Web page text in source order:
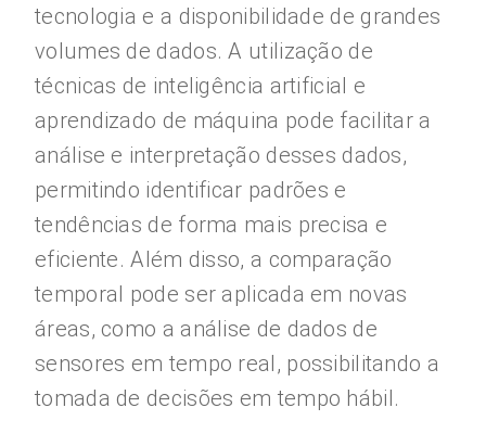
tecnologia e a disponibilidade de grandes
volumes de dados. A utilização de
técnicas de inteligência artificial e
aprendizado de máquina pode facilitar a
análise e interpretação desses dados,
permitindo identificar padrões e
tendências de forma mais precisa e
eficiente. Além disso, a comparação
temporal pode ser aplicada em novas
áreas, como a análise de dados de
sensores em tempo real, possibilitando a
tomada de decisões em tempo hábil.